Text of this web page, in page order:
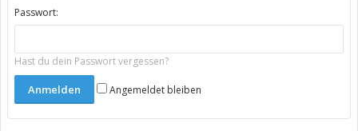
Passwort:
Hast du dein Passwort vergessen?
Angemeldet bleiben